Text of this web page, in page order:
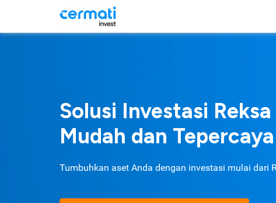
Solusi Investasi Reksa
Mudah dan Tepercaya
Tumbuhkan aset Anda dengan investasi mulai dari